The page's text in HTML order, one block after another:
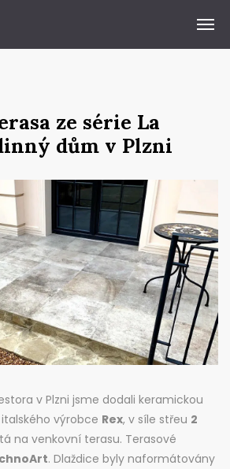
ze série La
dům v Plzni
v Plzni jsme dodali keramickou
výrobce Rex, v síle střeu 2
na venkovní terasu. Terasové
. Dlaždice byly naformátovány